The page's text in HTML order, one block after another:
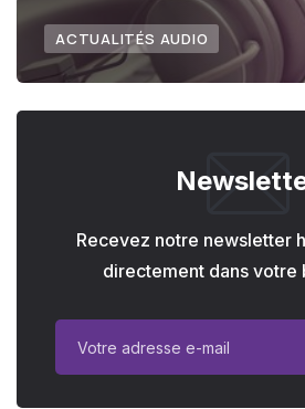
ACTUALITÉS AUDIO
Recevez notre newsletter
directement dans votre